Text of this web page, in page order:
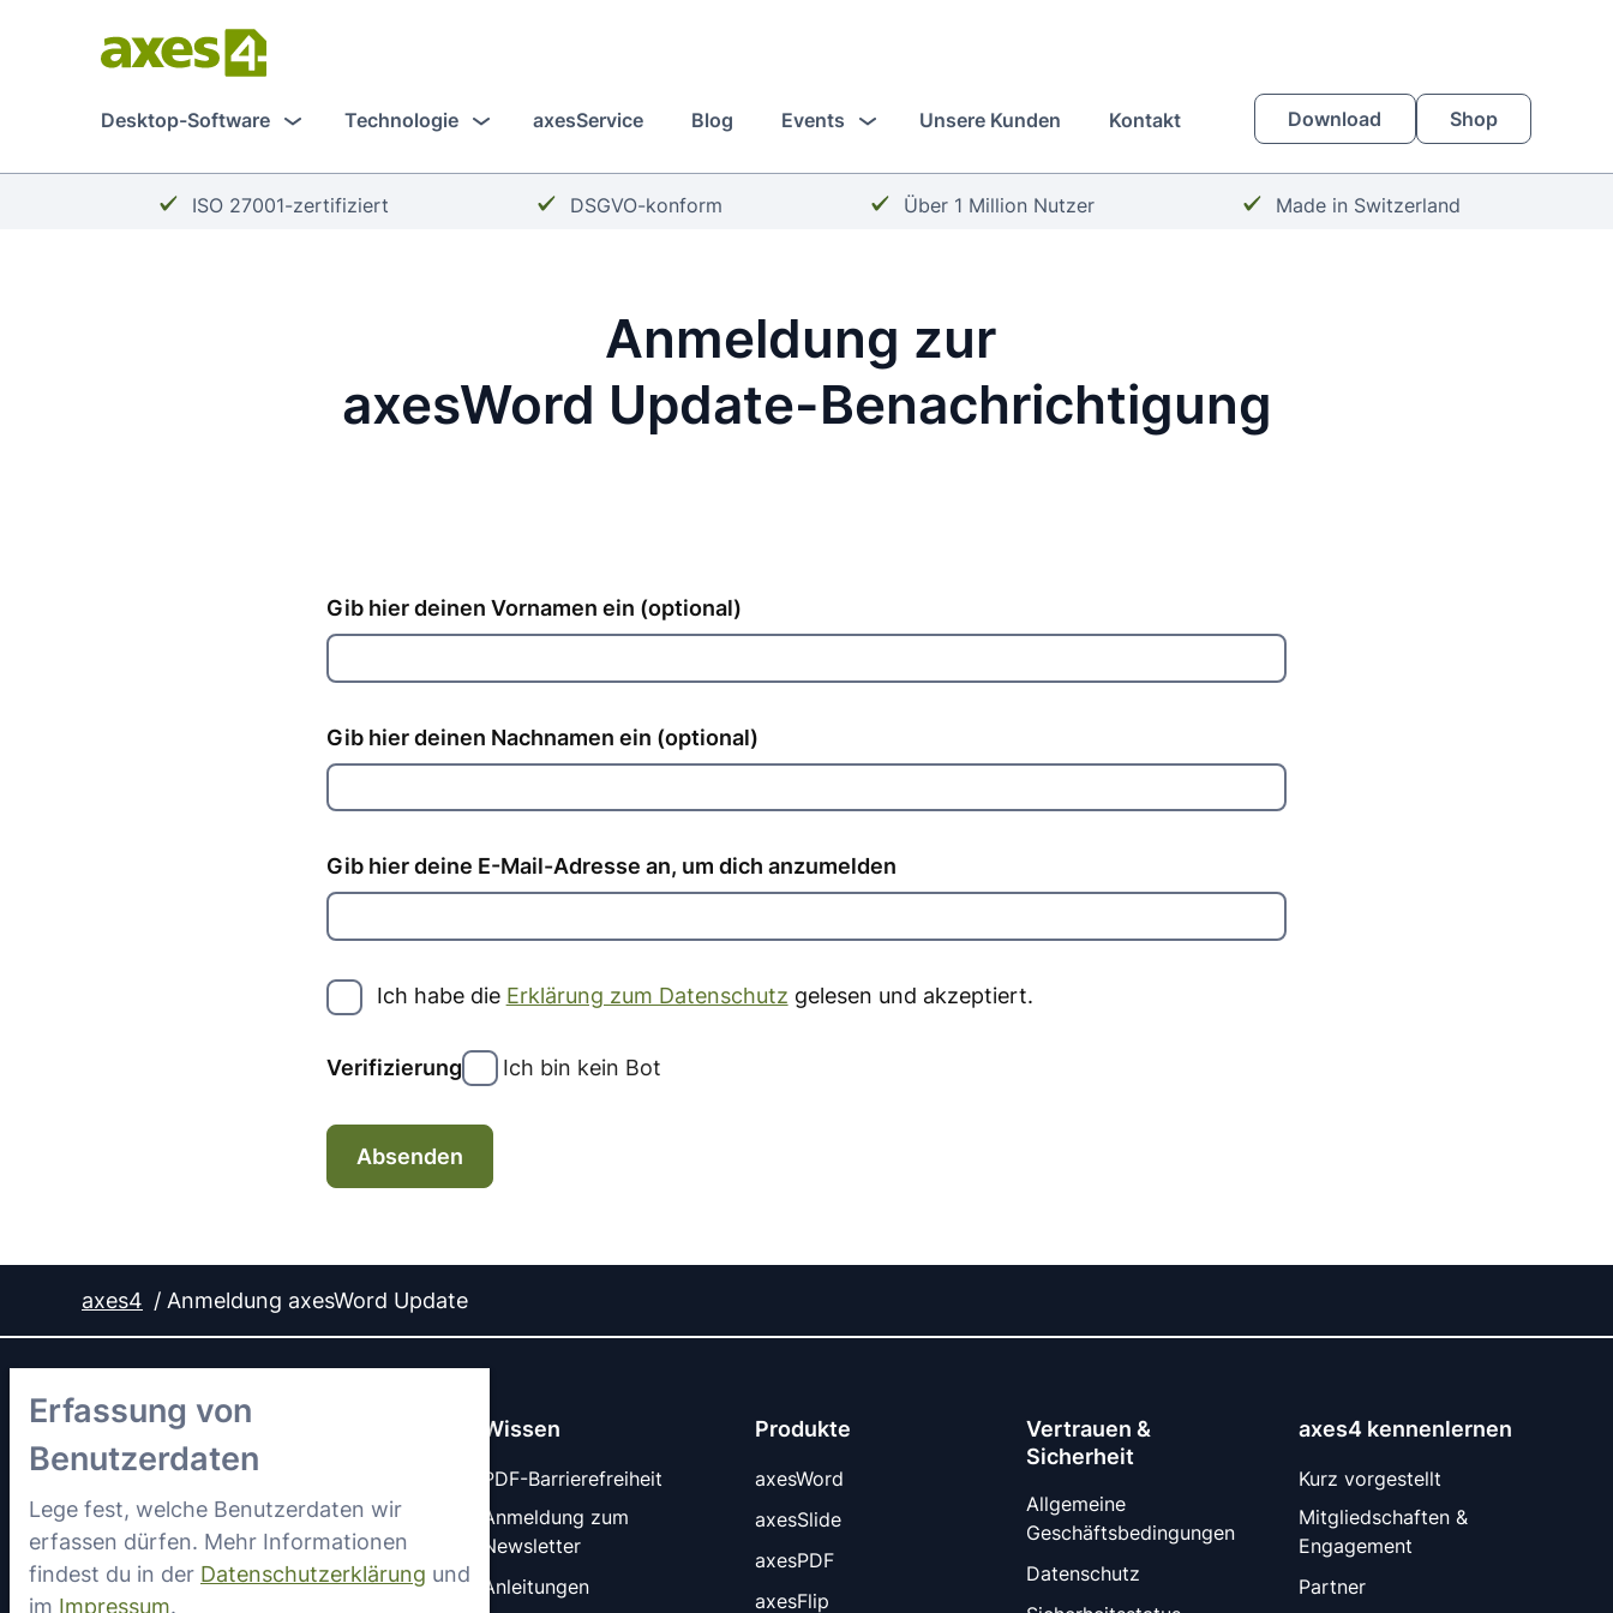
Erfassung von
Benutzerdaten
Lege fest, welche Benutzerdaten wir
erfassen dürfen. Mehr Informationen
findest du in der Datenschutzerklärung und
im Impressum.
Hauptinhalt
Desktop-Software Technologie axesService Blog Events Unsere Kunden Kontakt Download Shop
Häkchen:
ISO 27001-zertifiziert Häkchen:
DSGVO-konform Häkchen:
Über 1 Million Nutzer Häkchen:
Made in Switzerland
Anmeldung zur
axesWord Update-Benachrichtigung
Gib hier deinen Vornamen ein (optional)
Gib hier deinen Nachnamen ein (optional)
Address
Gib hier deine E-Mail-Adresse an, um dich anzumelden
Ich habe die Erklärung zum Datenschutz gelesen und akzeptiert.
Verifizierung Ich bin kein Bot
Absenden
axes4 Anmeldung axesWord Update
LinkedInYouTube
Wissen
PDF-Barrierefreiheit
Anmeldung zum
Newsletter
Anleitungen
Produkte
axesWord
axesSlide
axesPDF
axesFlip
Vertrauen &
Sicherheit
Allgemeine
Geschäftsbedingungen
Datenschutz
axes4 kennenlernen
Kurz vorgestellt
Mitgliedschaften &
Engagement
Partner